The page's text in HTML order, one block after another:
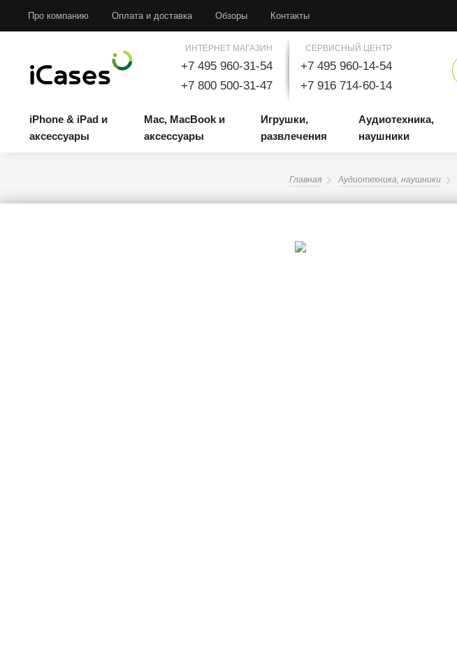
Про компанию Оплата и доставка Обзоры Контакты
ИНТЕРНЕТ МАГАЗИН
+7 495 960-31-54
+7 800 500-31-47
СЕРВИСНЫЙ ЦЕНТР
+7 495 960-14-54
+7 916 714-60-14
iPhone & iPad и
аксессуары
Mac, MacBook и
аксессуары
Игрушки,
развлечения
Аудиотехника,
наушники
Главная Аудиотехника, наушники